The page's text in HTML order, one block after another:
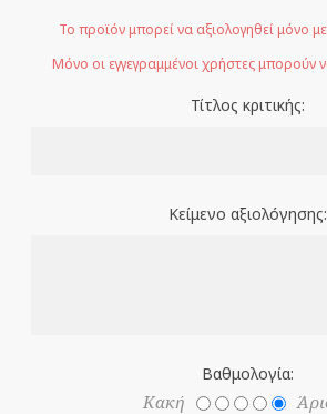
Το προϊόν μπορεί να αξιολογηθεί μόνο
Μόνο οι εγγεγραμμένοι χρήστες μπορούν
Τίτλος κριτικής:
Κείμενο αξιολόγησης:
Βαθμολογία:
Κακή